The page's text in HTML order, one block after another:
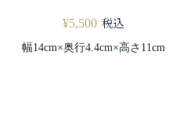
¥5,500 税込
幅14cm×奥行4.4cm×高さ11cm